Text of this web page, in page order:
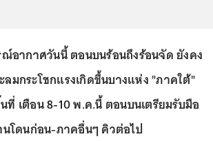
อากาศวันนี้ ตอนบนร้อนถึงร้อนจัด ยังคง
มกระโชกแรงเกิดขึ้นบางแห่ง "ภาคใต้"
เตือน 8-10 พ.ค.นี้ ตอนบนเตรียมรับมือ
โดนก่อน-ภาคอื่นๆ คิวต่อไป